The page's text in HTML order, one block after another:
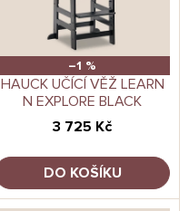
–1 %
HAUCK UČÍCÍ VĚŽ LEARN
N EXPLORE BLACK
3 725 Kč
DO KOŠÍKU